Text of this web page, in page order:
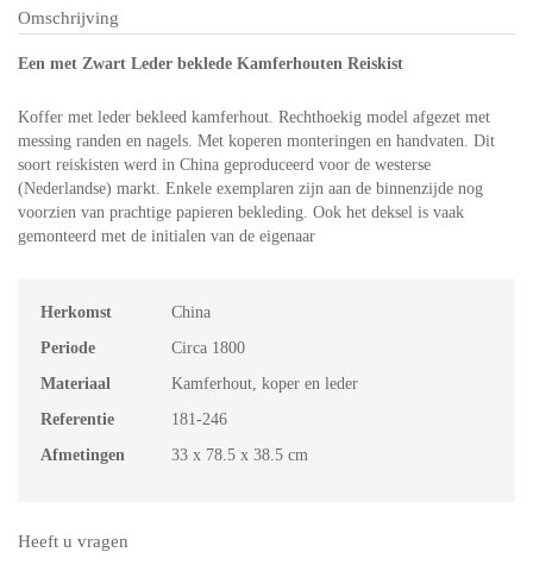
Omschrijving
Een met Zwart Leder beklede Kamferhouten Reiskist
Koffer met leder bekleed kamferhout. Rechthoekig model afgezet met
messing randen en nagels. Met koperen monteringen en handvaten. Dit
soort reiskisten werd in China geproduceerd voor de westerse
(Nederlandse) markt. Enkele exemplaren zijn aan de binnenzijde nog
voorzien van prachtige papieren bekleding. Ook het deksel is vaak
gemonteerd met de initialen van de eigenaar
Herkomst
China
Periode
Circa 1800
Materiaal
Kamferhout, koper en leder
Referentie
181-246
Afmetingen
33 x 78.5 x 38.5 cm
Heeft u vragen